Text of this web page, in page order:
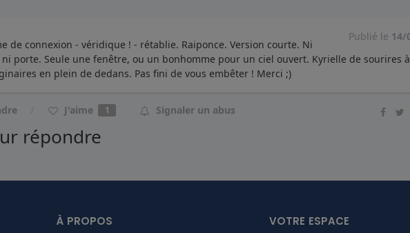
Publié le 14/
de connexion - véridique ! - rétablie. Raiponce. Version courte. Ni
ni porte. Seule une fenêtre, ou un bonhomme pour un ciel ouvert. Kyrielle de sourires
en plein de dedans. Pas fini de vous embêter ! Merci ;)
J'aime 1 Signaler un abus
répondre
À PROPOS VOTRE ESPACE